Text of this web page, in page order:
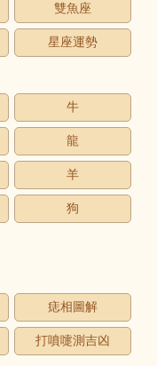
雙魚座
星座運勢
牛
龍
羊
狗
痣相圖解
打噴嚏測吉凶